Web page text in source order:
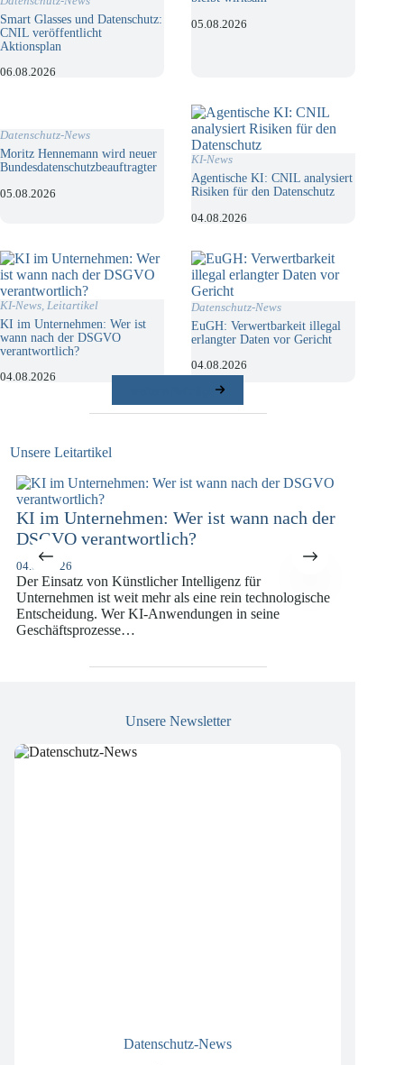
Smart Glasses und Datenschutz:
CNIL veröffentlicht
Aktionsplan
06.08.2026
05.08.2026
Datenschutz-News
Moritz Hennemann wird neuer
Bundesdatenschutzbeauftragter
05.08.2026
KI-News
Agentische KI: CNIL analysiert
Risiken für den Datenschutz
04.08.2026
KI-News Leitartikel
KI im Unternehmen: Wer ist
wann nach der DSGVO
verantwortlich?
04.08.2026
Datenschutz-News
EuGH: Verwertbarkeit illegal
erlangter Daten vor Gericht
04.08.2026
Unsere Leitartikel
KI im Unternehmen: Wer ist wann nach der
DSGVO verantwortlich?
04.08.2026
Der Einsatz von Künstlicher Intelligenz für
Unternehmen ist weit mehr als eine rein technologische
Entscheidung. Wer KI-Anwendungen in seine
Geschäftsprozesse…
Unsere Newsletter
Datenschutz-News